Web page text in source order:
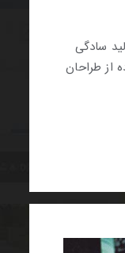
سادگی
از طراحان